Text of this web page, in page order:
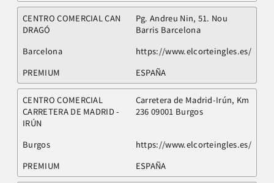
CENTRO COMERCIAL CAN
DRAGÓ
Pg. Andreu Nin, 51. Nou
Barris Barcelona
Barcelona
https://www.elcorteingles.es/
PREMIUM
ESPAÑA
CENTRO COMERCIAL
CARRETERA DE MADRID -
IRÚN
Carretera de Madrid-Irún, Km
236 09001 Burgos
Burgos
https://www.elcorteingles.es/
PREMIUM
ESPAÑA